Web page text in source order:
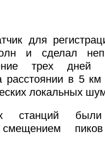
для
и сделал
трех дней
расстоянии в 5 км
локальных
станций
смещением